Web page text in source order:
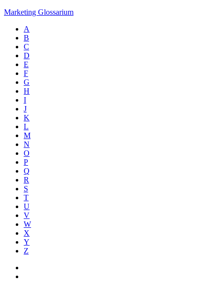
Marketing Glossarium
A
B
C
D
E
F
G
H
I
J
K
L
M
N
O
P
Q
R
S
T
U
V
W
X
Y
Z